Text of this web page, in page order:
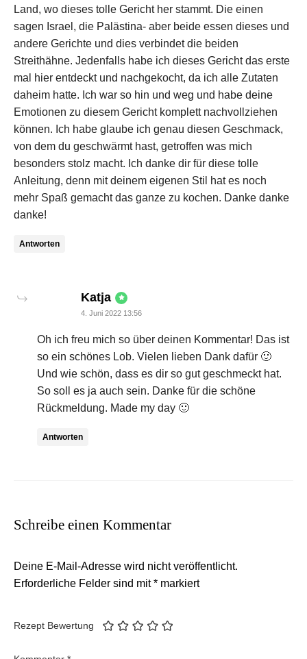
Land, wo dieses tolle Gericht her stammt. Die einen
sagen Israel, die Palästina- aber beide essen dieses und
andere Gerichte und dies verbindet die beiden
Streithähne. Jedenfalls habe ich dieses Gericht das erste
mal hier entdeckt und nachgekocht, da ich alle Zutaten
daheim hatte. Ich war so hin und weg und habe deine
Emotionen zu diesem Gericht komplett nachvollziehen
können. Ich habe glaube ich genau diesen Geschmack,
von dem du geschwärmt hast, getroffen was mich
besonders stolz macht. Ich danke dir für diese tolle
Anleitung, denn mit deinem eigenen Stil hat es noch
mehr Spaß gemacht das ganze zu kochen. Danke danke
danke!
Antworten
Katja says:
4. Juni 2022 13:56
Oh ich freu mich so über deinen Kommentar! Das ist
so ein schönes Lob. Vielen lieben Dank dafür 🙂
Und wie schön, dass es dir so gut geschmeckt hat.
So soll es ja auch sein. Danke für die schöne
Rückmeldung. Made my day 🙂
Antworten
Schreibe einen Kommentar
Deine E-Mail-Adresse wird nicht veröffentlicht.
Erforderliche Felder sind mit* markiert
Rezept Bewertung